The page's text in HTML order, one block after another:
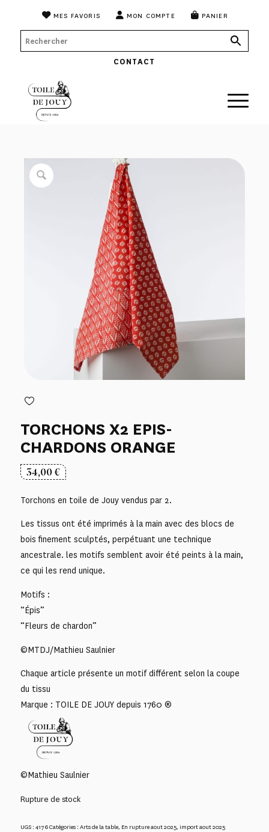
MES FAVORIS MON COMPTE PANIER
CONTACT
TORCHONS X2 EPIS-
CHARDONS ORANGE
34,00€
Torchons en toile de Jouy vendus par 2.
Les tissus ont été imprimés à la main avec des blocs de
bois finement sculptés, perpétuant une technique
ancestrale. les motifs semblent avoir été peints à la main,
ce qui les rend unique.
Motifs :
“Épis”
“Fleurs de chardon”
©MTDJ/Mathieu Saulnier
Chaque article présente un motif différent selon la coupe
du tissu
Marque : TOILE DE JOUY depuis 1760 ®
©Mathieu Saulnier
Rupture de stock
UGS :4176Catégories :Arts de la table, En rupture aout 2025, import aout 2025